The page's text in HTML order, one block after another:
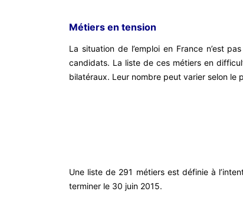
Métiers en tension
La situation de l’emploi en France n’est
candidats. La liste de ces métiers en
bilatéraux. Leur nombre peut varier selon le
Une liste de 291 métiers est définie à
terminer le 30 juin 2015.